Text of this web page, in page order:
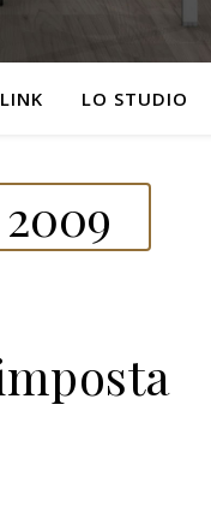
LINK LO STUDIO